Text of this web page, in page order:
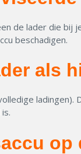
de lader die bij
beschadigen.
als
ladingen).